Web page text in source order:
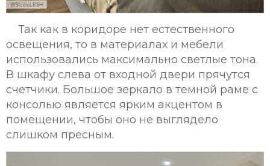
Так как в коридоре нет естественного
освещения, то в материалах и мебели
использовались максимально светлые тона.
В шкафу слева от входной двери прячутся
счетчики. Большое зеркало в темной раме с
консолью является ярким акцентом в
помещении, чтобы оно не выглядело
слишком пресным.